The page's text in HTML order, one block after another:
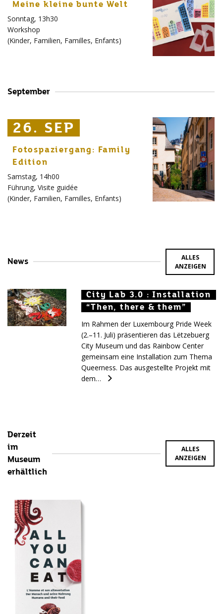
Meine kleine bunte Welt
Sonntag, 13h30
Workshop
(Kinder, Familien, Familles, Enfants)
September
26. SEP
26. SEP
26. SEP
Fotospaziergang: Family
Edition
Samstag, 14h00
Führung, Visite guidée
(Kinder, Familien, Familles, Enfants)
News
ALLES
ANZEIGEN
City Lab 3.0 : Installation
“Then, there & them”
City Lab 3.0 : Installation
“Then, there & them”
City Lab 3.0 : Installation
“Then, there & them”
Im Rahmen der Luxembourg Pride Week
(2.–11. Juli) präsentieren das Lëtzebuerg
City Museum und das Rainbow Center
gemeinsam eine Installation zum Thema
Queerness. Das ausgestellte Projekt mit
dem…
Derzeit
im
Museum
erhältlich
ALLES
ANZEIGEN